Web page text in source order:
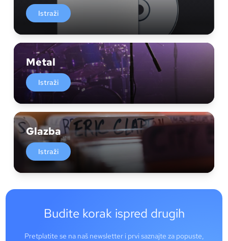
Istraži
Metal
Istraži
Glazba
Istraži
Budite korak ispred drugih
Pretplatite se na naš newsletter i prvi saznajte za popuste,